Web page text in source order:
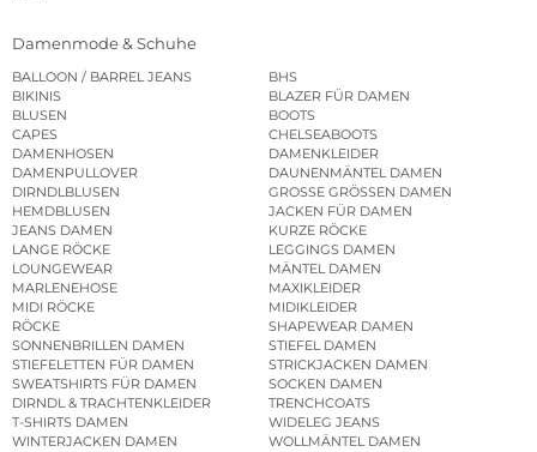
Damenmode & Schuhe
BALLOON / BARREL JEANS
BHS
BIKINIS
BLAZER FÜR DAMEN
BLUSEN
BOOTS
CAPES
CHELSEABOOTS
DAMENHOSEN
DAMENKLEIDER
DAMENPULLOVER
DAUNENMÄNTEL DAMEN
DIRNDLBLUSEN
GROSSE GRÖSSEN DAMEN
HEMDBLUSEN
JACKEN FÜR DAMEN
JEANS DAMEN
KURZE RÖCKE
LANGE RÖCKE
LEGGINGS DAMEN
LOUNGEWEAR
MÄNTEL DAMEN
MARLENEHOSE
MAXIKLEIDER
MIDI RÖCKE
MIDIKLEIDER
RÖCKE
SHAPEWEAR DAMEN
SONNENBRILLEN DAMEN
STIEFEL DAMEN
STIEFELETTEN FÜR DAMEN
STRICKJACKEN DAMEN
SWEATSHIRTS FÜR DAMEN
SOCKEN DAMEN
DIRNDL & TRACHTENKLEIDER
TRENCHCOATS
T-SHIRTS DAMEN
WIDELEG JEANS
WINTERJACKEN DAMEN
WOLLMÄNTEL DAMEN